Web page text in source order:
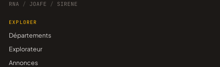
RNA / JOAFE / SIRENE
EXPLORER
Départements
Explorateur
Annonces